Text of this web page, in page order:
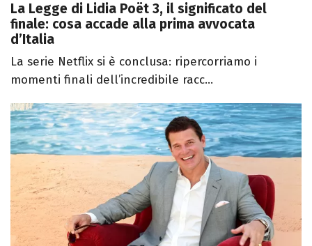
La Legge di Lidia Poët 3, il significato del
finale: cosa accade alla prima avvocata
d’Italia
La serie Netflix si è conclusa: ripercorriamo i
momenti finali dell’incredibile racc...